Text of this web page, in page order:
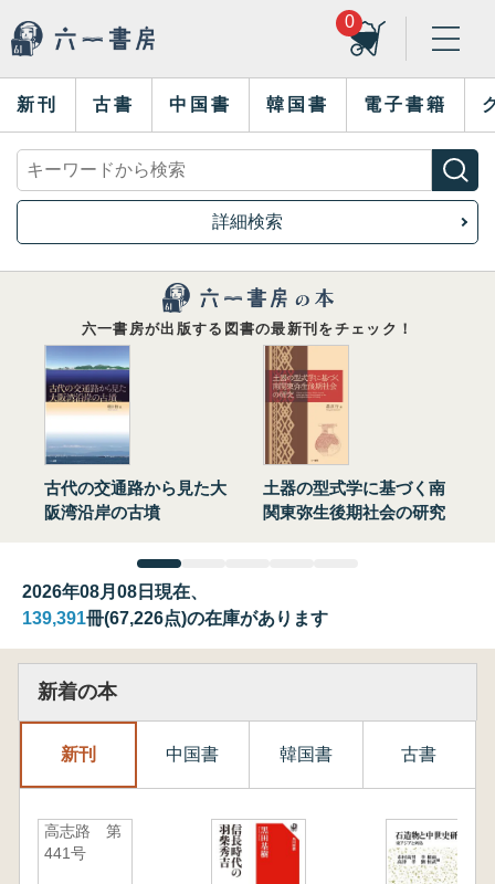
0
新刊 古書 中国書 韓国書 電子書籍
詳細検索
六一書房が出版する図書の最新刊をチェック！
古代の交通路から見た大
阪湾沿岸の古墳
土器の型式学に基づく南
関東弥生後期社会の研究
2026年08月08日現在、
139,391冊(67,226点)の在庫があります
新着の本
新刊 中国書 韓国書 古書
高志路 第
441号